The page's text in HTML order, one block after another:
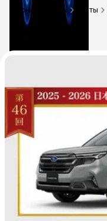
Журнал Авто.ру Тесты
Читать ещё